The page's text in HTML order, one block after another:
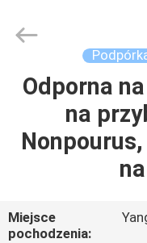
DOM
PRODUKTY
NAS
dostawca.
Copyright
utensils-
Reserved.
Odporna
na
Miejsce
pochodzenia: